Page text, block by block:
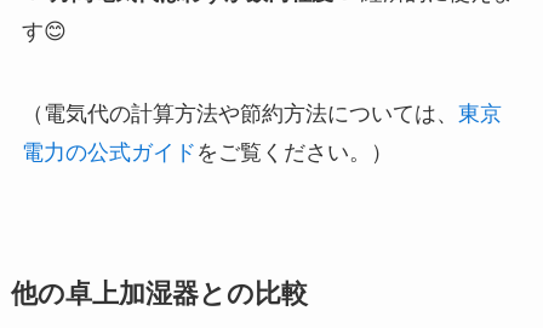
す😊
（電気代の計算方法や節約方法については、 東京
電力の公式ガイド をご覧ください。）
他の卓上加湿器との比較